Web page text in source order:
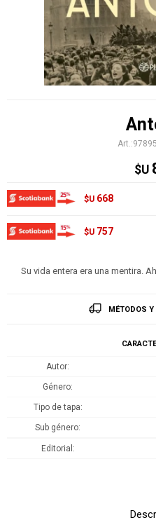
$U
$U 668
$U 757
Su vida entera era una mentira.
MÉTODOS
Autor
Género
Tipo de tapa
Sub género
Editorial